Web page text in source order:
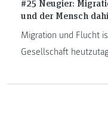
#25 Neugier:
und der Mensch
Migration und Flucht
Gesellschaft